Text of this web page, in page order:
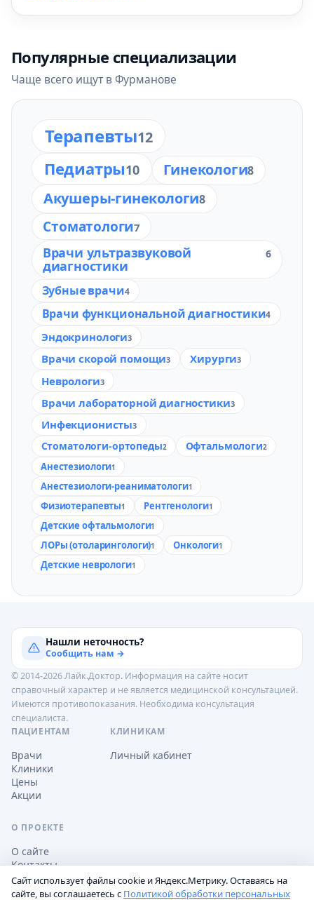
Популярные специализации
Чаще всего ищут в Фурманове
Терапевты12
Педиатры10 Гинекологи8
Акушеры-гинекологи8
Стоматологи7
Врачи ультразвуковой
диагностики
6
Зубные врачи4
Врачи функциональной диагностики4
Эндокринологи3
Врачи скорой помощи3 Хирурги3
Неврологи3
Врачи лабораторной диагностики3
Инфекционисты3
Стоматологи-ортопеды2 Офтальмологи2
Анестезиологи1
Анестезиологи-реаниматологи1
Физиотерапевты1 Рентгенологи1
Детские офтальмологи1
ЛОРы (отоларингологи)1 Онкологи1
Детские неврологи1
Нашли неточность?
Сообщить нам →
© 2014-2026 Лайк.Доктор. Информация на сайте носит
справочный характер и не является медицинской консультацией.
Имеются противопоказания. Необходима консультация
специалиста.
ПАЦИЕНТАМ
Врачи
Клиники
Цены
Акции
КЛИНИКАМ
Личный кабинет
О ПРОЕКТЕ
О сайте
Контакты
Сайт использует файлы cookie и Яндекс.Метрику. Оставаясь на
сайте, вы соглашаетесь с Политикой обработки персональных